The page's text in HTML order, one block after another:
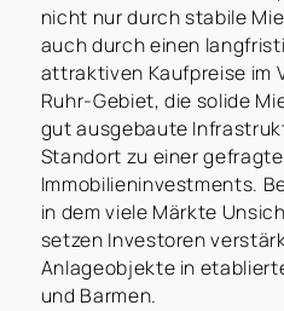
nicht nur durch stabile
auch durch einen
attraktiven Kaufpreise im
Ruhr-Gebiet, die solide
gut ausgebaute
Standort zu einer
Immobilieninvestments.
in dem viele Märkte
setzen Investoren
Anlageobjekte in
und Barmen.